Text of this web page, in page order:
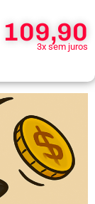
109,90
3x sem juros